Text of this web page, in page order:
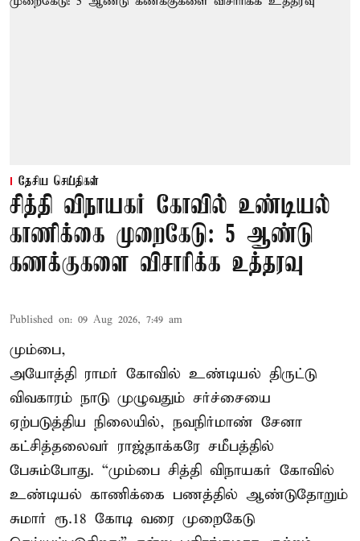
தேசிய செய்திகள்
சித்தி விநாயகர் கோவில் உண்டியல்
காணிக்கை முறைகேடு: 5 ஆண்டு
கணக்குகளை விசாரிக்க உத்தரவு
Published on: 09 Aug 2026, 7:49 am
மும்பை,
அயோத்தி ராமர் கோவில் உண்டியல் திருட்டு
விவகாரம் நாடு முழுவதும் சர்ச்சையை
ஏற்படுத்திய நிலையில், நவநிர்மாண் சேனா
கட்சித்தலைவர் ராஜ்தாக்கரே சமீபத்தில்
பேசும்போது. “மும்பை சித்தி விநாயகர் கோவில்
உண்டியல் காணிக்கை பணத்தில் ஆண்டுதோறும்
சுமார் ரூ.18 கோடி வரை முறைகேடு